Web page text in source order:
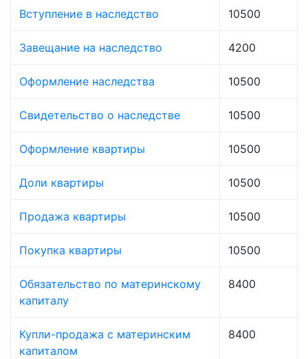
Вступление в наследство 10500
Завещание на наследство 4200
Оформление наследства 10500
Свидетельство о наследстве 10500
Оформление квартиры 10500
Доли квартиры 10500
Продажа квартиры 10500
Покупка квартиры 10500
Обязательство по материнскому
капиталу
8400
Купли-продажа с материнским
капиталом
8400